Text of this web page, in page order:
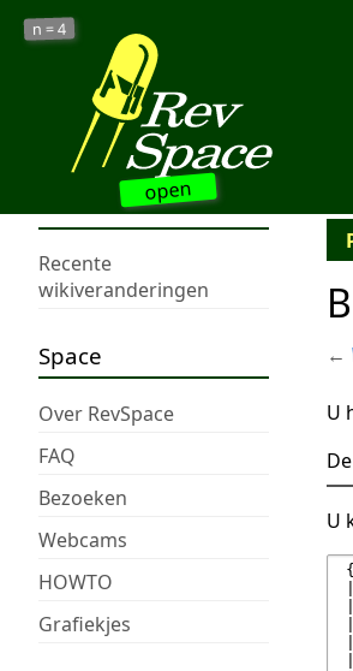
open
n =4
Recente
wikiveranderingen
Space
Over RevSpace
FAQ
Bezoeken
Webcams
HOWTO
Grafiekjes
←
U
U